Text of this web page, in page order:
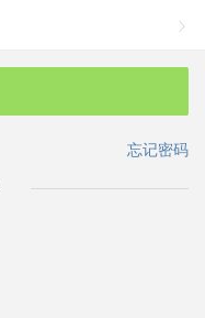

忘记密码